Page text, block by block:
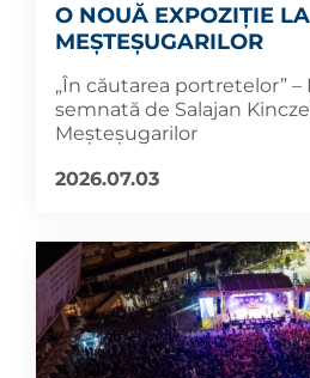
O NOUĂ EXPOZIȚIE
MEȘTEȘUGARILOR
„În căutarea portretelor” –
semnată de Salajan
Meșteșugarilor
2026.07.03